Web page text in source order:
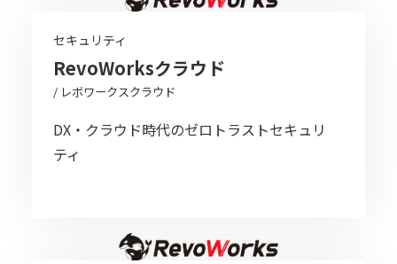
セキュリティ
RevoWorksクラウド
/ レボワークスクラウド
DX・クラウド時代のゼロトラストセキュリ
ティ